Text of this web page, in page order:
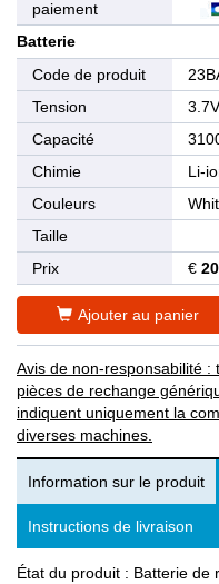
paiement
Batterie
Code de produit
Tension
3.7V
Capacité
Chimie
Li-
Couleurs
Taille
Prix
€
Ajouter au panier
Avis de non-responsabilité :
pièces de rechange
indiquent uniquement la
diverses machines.
Information sur le produit
Instructions de livraison
État du produit : Batterie de